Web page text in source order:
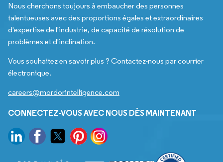
Nous cherchons toujours à embaucher des personnes
talentueuses avec des proportions égales et extraordinaires
d'expertise de l'industrie, de capacité de résolution de
problèmes et d'inclination.
Vous souhaitez en savoir plus ? Contactez-nous par courrier
électronique.
careers@mordorintelligence.com
CONNECTEZ-VOUS AVEC NOUS DÈS MAINTENANT